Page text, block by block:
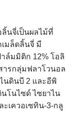
นจี่เป็นผลไม้ที่
มล็ดลิ้นจี่ มี
ล์มมิติก 12% โอลิ
ารกลุ่มฟลาโวนอล
นดินบี 2 และอีพิ
โนไซด์ ไซยาไน
เควอเซทิน-3-กลู